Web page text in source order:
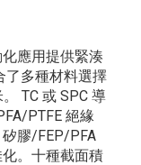
應用提供緊湊
了多種材料選擇
TC 或 SPC 導
PTFE 絕緣
膠/FEP/PFA
。十種截面積